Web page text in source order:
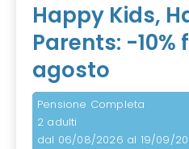
Happy Kids,
Parents: -10%
agosto
Pensione Completa
2 adulti
dal 06/08/2026 al 19/09/